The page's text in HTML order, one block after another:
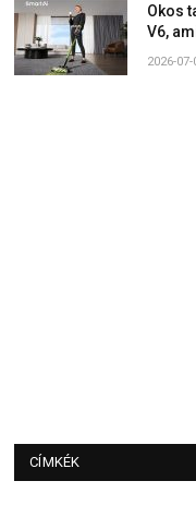
Okos
V6,
2026-07-
CÍMKÉK